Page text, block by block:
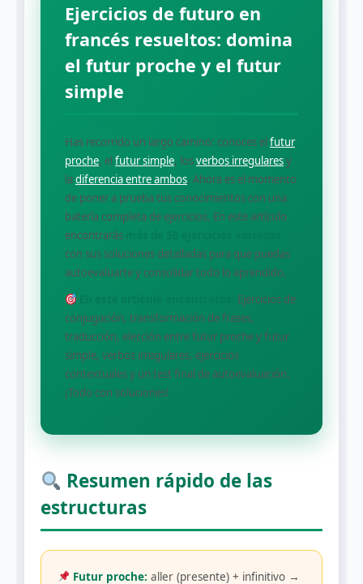
Ejercicios de futuro en
francés resueltos: domina
el futur proche y el futur
simple
Has recorrido un largo camino: conoces el futur
proche, el futur simple, losverbos irregularesy
ladiferencia entre ambos. Ahora es el momento
de poner a prueba tus conocimientos con una
batería completa de ejercicios. En este artículo
encontrarás
con sus soluciones detalladas para que puedas
autoevaluarte y consolidar todo lo aprendido.
Ejercicios de
conjugación, transformación de frases,
traducción, elección entre futur proche y futur
simple, verbos irregulares, ejercicios
contextuales y un test final de autoevaluación.
¡Todo con soluciones!
Resumen rápido de las
estructuras
Futur proche: aller (presente) + infinitivo →